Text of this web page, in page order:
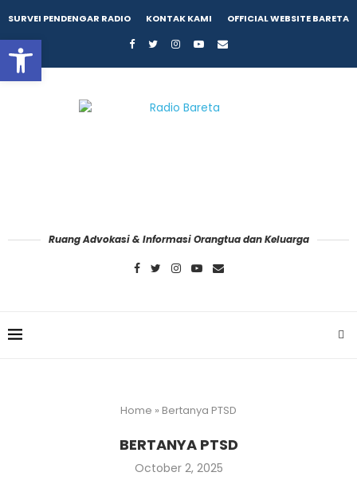
SURVEI PENDENGAR RADIO KONTAK KAMI OFFICIAL WEBSITE BARETA
Ruang Advokasi & Informasi Orangtua dan Keluarga
Home » Bertanya PTSD
BERTANYA PTSD
October 2, 2025
Open toolbar